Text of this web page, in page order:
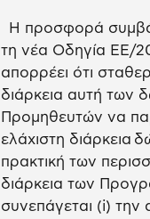
Η προσφορά
τη νέα Οδηγία ΕΕ/
απορρέει ότι
διάρκεια αυτή των
Προμηθευτών να
ελάχιστη διάρκεια
πρακτική των
διάρκεια των
συνεπάγεται (i)